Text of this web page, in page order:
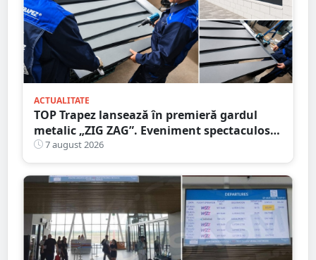
ACTUALITATE
TOP Trapez lansează în premieră gardul
metalic „ZIG ZAG”. Eveniment spectaculos
în Grădina Romei
7 august 2026